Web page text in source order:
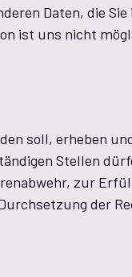
Daten, die
ist uns nicht
soll, erheben
Stellen
zur
der